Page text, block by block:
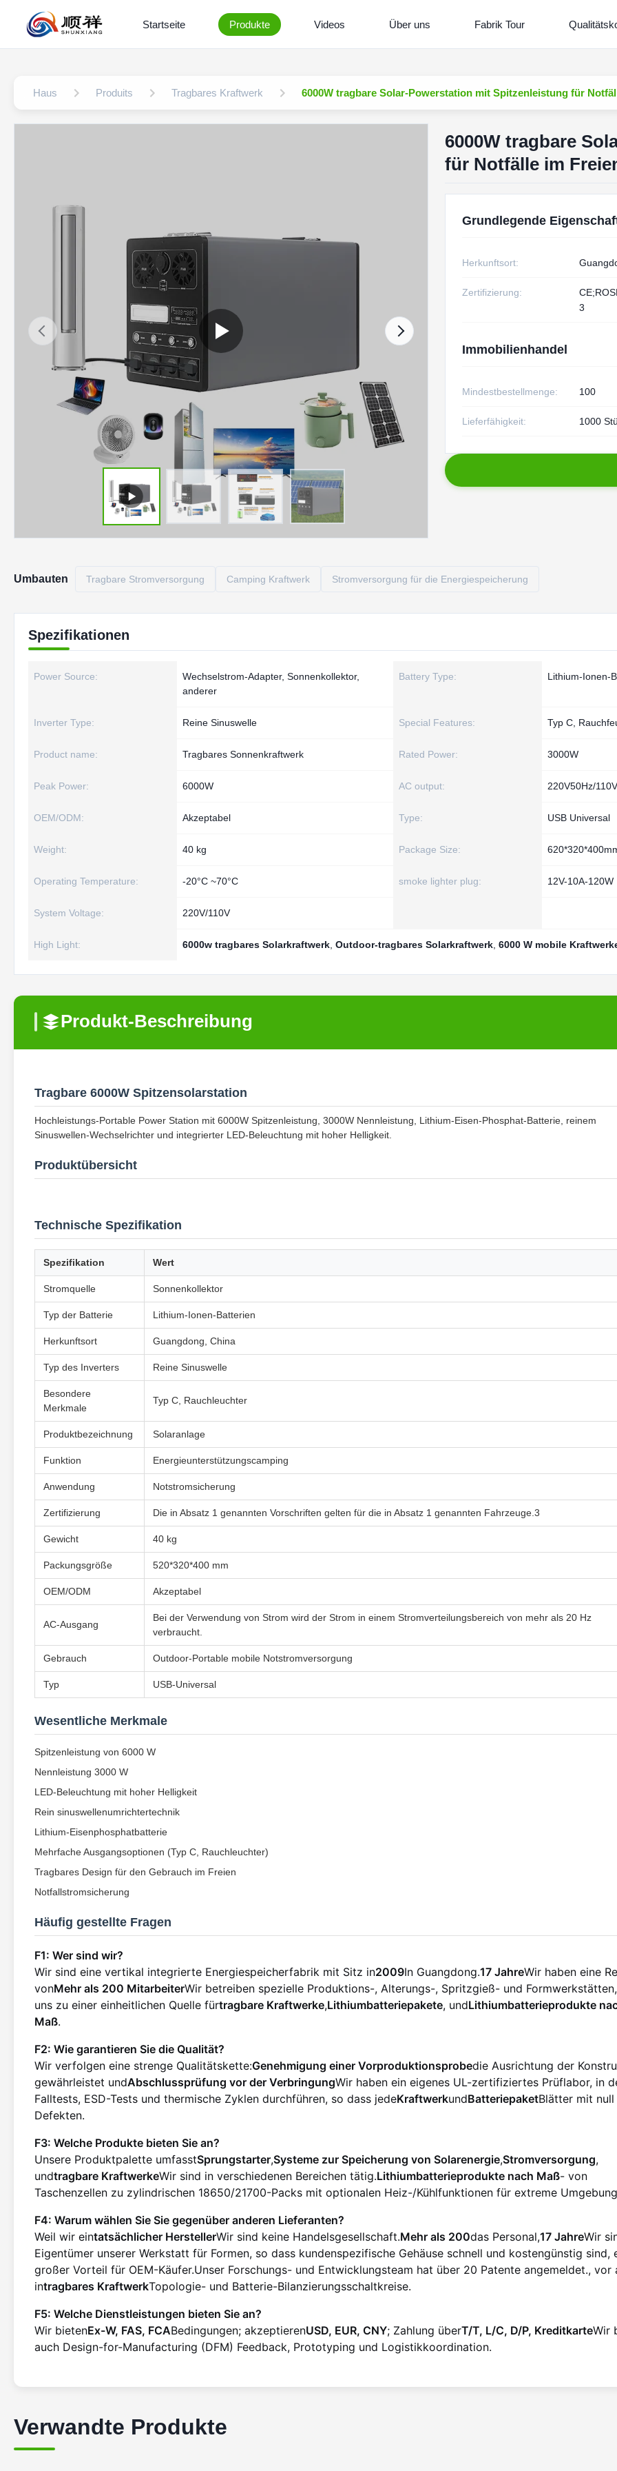
Startseite Produkte Videos Über uns Fabrik Tour
Haus Produits Tragbares Kraftwerk 6000W tragbare Solar-Powerstation mit Spitzenleistung für
6000W tragbare
für Notfälle im
Grundlegende
Herkunftsort:
Zertifizierung:
3
Immobilienhandel
Mindestbestellmenge: 100
Lieferfähigkeit: 1000
Umbauten Tragbare Stromversorgung Camping Kraftwerk Stromversorgung für die Energiespeicherung
Spezifikationen
Power Source:
Wechselstrom-Adapter, Sonnenkollektor,
anderer
Battery Type: Lithium-Ionen-
Inverter Type: Reine Sinuswelle Special Features: Typ C,
Product name: Tragbares Sonnenkraftwerk Rated Power: 3000W
Peak Power: 6000W AC output: 220V50Hz/
OEM/ODM: Akzeptabel Type: USB Universal
Weight: 40 kg Package Size:
Operating Temperature: -20°C ~70°C smoke lighter plug: 12V-10A-120W
System Voltage: 220V/110V
High Light: 6000w tragbares Solarkraftwerk Outdoor-tragbares Solarkraftwerk 6000 W mobile
Produkt-Beschreibung
Tragbare 6000W Spitzensolarstation
Hochleistungs-Portable Power Station mit 6000W Spitzenleistung, 3000W Nennleistung, Lithium-Eisen-Phosphat-Batterie, reinem
Sinuswellen-Wechselrichter und integrierter LED-Beleuchtung mit hoher Helligkeit.
Produktübersicht
Technische Spezifikation
Spezifikation Wert
Stromquelle Sonnenkollektor
Typ der Batterie Lithium-Ionen-Batterien
Herkunftsort Guangdong, China
Typ des Inverters Reine Sinuswelle
Besondere
Merkmale
Typ C, Rauchleuchter
Produktbezeichnung Solaranlage
Funktion Energieunterstützungscamping
Anwendung Notstromsicherung
Zertifizierung Die in Absatz 1 genannten Vorschriften gelten für die in Absatz 1 genannten Fahrzeuge.3
Gewicht 40 kg
Packungsgröße 520*320*400 mm
OEM/ODM Akzeptabel
AC-Ausgang
Bei der Verwendung von Strom wird der Strom in einem Stromverteilungsbereich von mehr als 20 Hz
verbraucht.
Gebrauch Outdoor-Portable mobile Notstromversorgung
Typ USB-Universal
Wesentliche Merkmale
Spitzenleistung von 6000 W
Nennleistung 3000 W
LED-Beleuchtung mit hoher Helligkeit
Rein sinuswellenumrichtertechnik
Lithium-Eisenphosphatbatterie
Mehrfache Ausgangsoptionen (Typ C, Rauchleuchter)
Tragbares Design für den Gebrauch im Freien
Notfallstromsicherung
Häufig gestellte Fragen
F1: Wer sind wir?
Wir sind eine vertikal integrierte Energiespeicherfabrik mit Sitz in2009In Guangdong.17 JahreWir haben eine
vonMehr als 200 MitarbeiterWir betreiben spezielle Produktions-, Alterungs-, Spritzgieß- und
uns zu einer einheitlichen Quelle fürtragbare Kraftwerke,Lithiumbatteriepakete, undLithiumbatterieprodukte
Maß.
F2: Wie garantieren Sie die Qualität?
Wir verfolgen eine strenge Qualitätskette:Genehmigung einer Vorproduktionsprobedie Ausrichtung der
gewährleistet undAbschlussprüfung vor der VerbringungWir haben ein eigenes UL-zertifiziertes Prüflabor, in
Falltests, ESD-Tests und thermische Zyklen durchführen, so dass jedeKraftwerkundBatteriepaketBlätter mit null
Defekten.
F3: Welche Produkte bieten Sie an?
Unsere Produktpalette umfasstSprungstarter,Systeme zur Speicherung von Solarenergie,Stromversorgung,
undtragbare KraftwerkeWir sind in verschiedenen Bereichen tätig.Lithiumbatterieprodukte nach Maß- von
Taschenzellen zu zylindrischen 18650/21700-Packs mit optionalen Heiz-/Kühlfunktionen für extreme
F4: Warum wählen Sie Sie gegenüber anderen Lieferanten?
Weil wir eintatsächlicher HerstellerWir sind keine Handelsgesellschaft.Mehr als 200das Personal,17 JahreWir
Eigentümer unserer Werkstatt für Formen, so dass kundenspezifische Gehäuse schnell und kostengünstig sind,
großer Vorteil für OEM-Käufer.Unser Forschungs- und Entwicklungsteam hat über 20 Patente angemeldet., vor
intragbares KraftwerkTopologie- und Batterie-Bilanzierungsschaltkreise.
F5: Welche Dienstleistungen bieten Sie an?
Wir bietenEx-W, FAS, FCABedingungen; akzeptierenUSD, EUR, CNY; Zahlung überT/T, L/C, D/P, KreditkarteWir
auch Design-for-Manufacturing (DFM) Feedback, Prototyping und Logistikkoordination.
Verwandte Produkte